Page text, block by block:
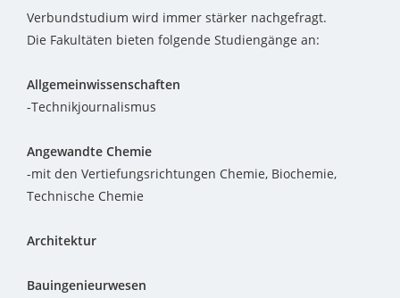
Verbundstudium wird immer stärker nachgefragt.
Die Fakultäten bieten folgende Studiengänge an:
Allgemeinwissenschaften
-Technikjournalismus
Angewandte Chemie
-mit den Vertiefungsrichtungen Chemie, Biochemie,
Technische Chemie
Architektur
Bauingenieurwesen